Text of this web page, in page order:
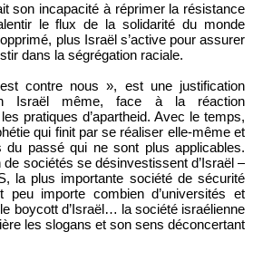
son incapacité à réprimer la résistance
le flux de la solidarité du monde
plus Israël s’active pour assurer
dans la ségrégation raciale.
contre nous », est une justification
Israël même, face à la réaction
pratiques d’apartheid. Avec le temps,
qui finit par se réaliser elle-même et
du passé qui ne sont plus applicables.
sociétés se désinvestissent d’Israël –
la plus importante société de sécurité
importe combien d’universités et
boycott d’Israël… la société israélienne
les slogans et son sens déconcertant